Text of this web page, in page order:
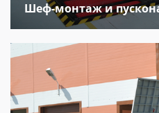
Шеф-монтаж и